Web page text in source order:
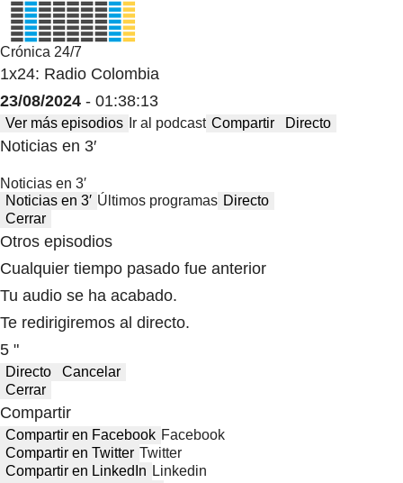
Crónica 24/7
1x24: Radio Colombia
23/08/2024 - 01:38:13
Ver más episodios Ir al podcast Compartir Directo
Noticias en 3′
Noticias en 3′
Noticias en 3′ Últimos programas Directo
Cerrar
Otros episodios
Cualquier tiempo pasado fue anterior
Tu audio se ha acabado.
Te redirigiremos al directo.
5 "
Directo
Cancelar
Cerrar
Compartir
Compartir en Facebook Facebook
Compartir en Twitter Twitter
Compartir en LinkedIn Linkedin